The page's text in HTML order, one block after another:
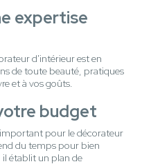
expertise
d'intérieur est en
de toute beauté, pratiques
et à vos goûts.
budget
pour le décorateur
du temps pour bien
établit un plan de